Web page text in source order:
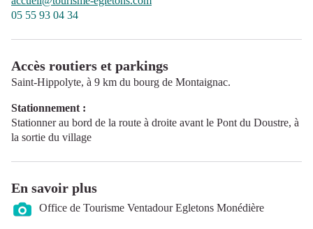
05 55 93 04 34
Accès routiers et parkings
Saint-Hippolyte, à 9 km du bourg de Montaignac.
Stationnement :
Stationner au bord de la route à droite avant le Pont du Doustre, à
la sortie du village
En savoir plus
Office de Tourisme Ventadour Egletons Monédière